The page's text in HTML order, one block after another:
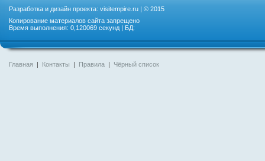
Разработка и дизайн проекта: visitempire.ru | © 2015
Копирование материалов сайта запрещено
Время выполнения: 0,120069 секунд | БД:
Главная | Контакты | Правила | Чёрный список